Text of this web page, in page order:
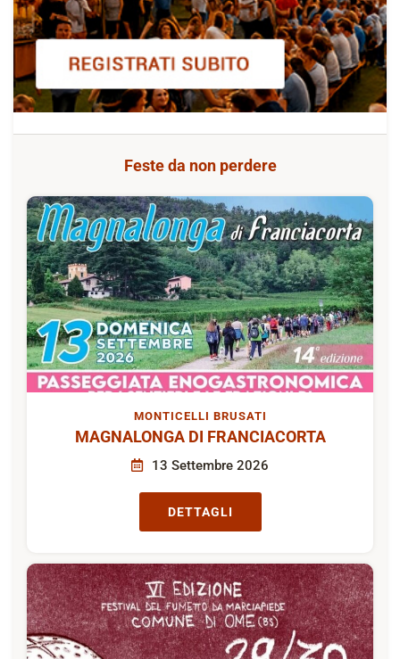
Feste da non perdere
MONTICELLI BRUSATI
MAGNALONGA DI FRANCIACORTA
13 Settembre 2026
DETTAGLI